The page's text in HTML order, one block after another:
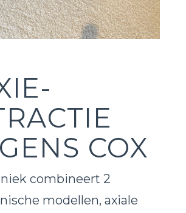
COX
combineert 2
modellen, axiale